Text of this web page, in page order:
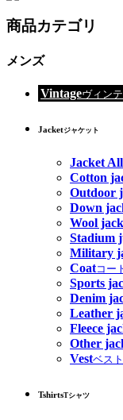
商品カテゴリ
メンズ
Vintageヴィン
Jacketジャケット
Jacket All
Cotton
Outdoor
Down
Wool
Stadium
Military
Coatコー
Sports
Denim
Leather
Fleece
Other
Vestベスト
TshirtsTシャツ